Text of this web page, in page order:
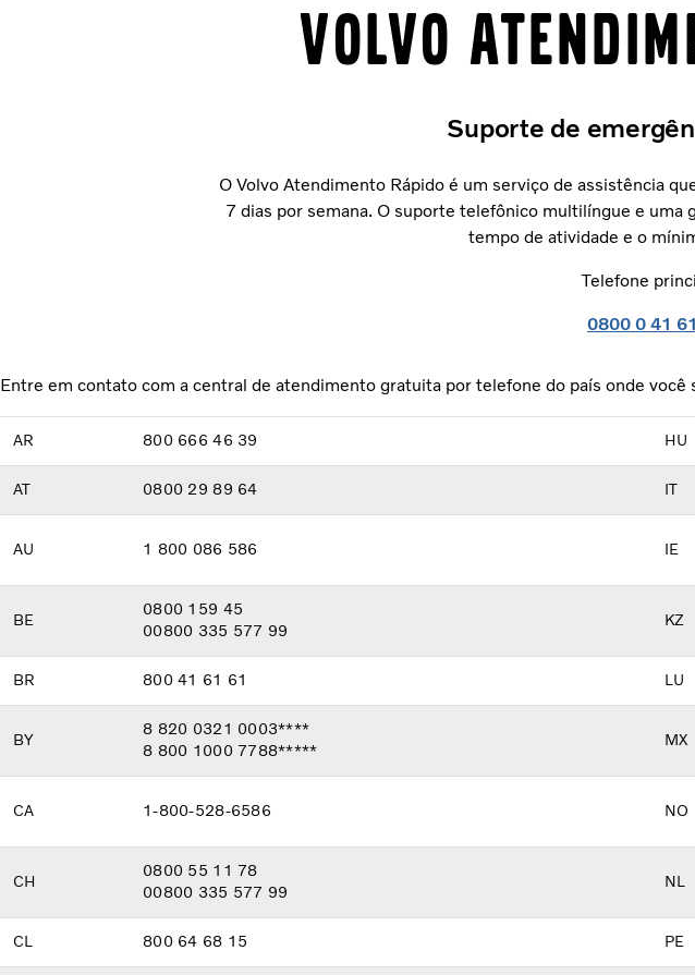
Volvo
Suporte de
O Volvo Atendimento Rápido é um serviço de assistência
7 dias por semana. O suporte telefônico multilíngue e uma
tempo de atividade e o
Telefone
0800 0 41
Entre em contato com a central de atendimento gratuita por telefone do país onde você
AR 800 666 46 39 HU
AT 0800 29 89 64 IT
AU 1 800 086 586 IE
BE
0800 159 45
00800 335 577 99
KZ
BR 800 41 61 61 LU
BY
8 820 0321 0003****
8 800 1000 7788*****
MX
CA 1-800-528-6586 NO
CH
0800 55 11 78
00800 335 577 99
NL
CL 800 64 68 15 PE